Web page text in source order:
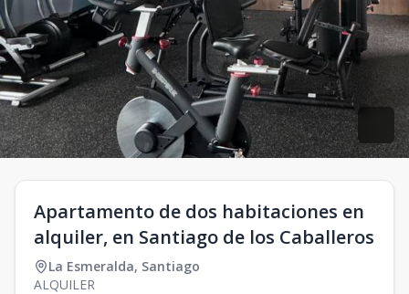
Apartamento de dos habitaciones en
alquiler, en Santiago de los Caballeros
La Esmeralda, Santiago
ALQUILER